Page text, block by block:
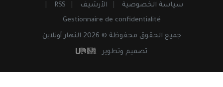
سياسة الخصوصية
الأرشيف
RSS
Gestionnaire de confidentialité
جميع الحقوق محفوظة © 2026 النهار أونلاين
تصميم وتطوير